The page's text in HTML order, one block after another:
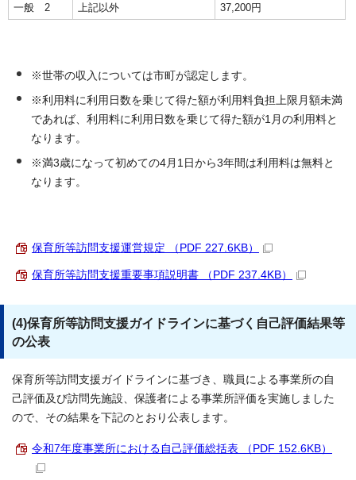
一般 2 上記以外 37,200円
※世帯の収入については市町が認定します。
※利用料に利用日数を乗じて得た額が利用料負担上限月額未満
であれば、利用料に利用日数を乗じて得た額が1月の利用料と
なります。
※満3歳になって初めての4月1日から3年間は利用料は無料と
なります。
保育所等訪問支援運営規定 （PDF 227.6KB）
保育所等訪問支援重要事項説明書 （PDF 237.4KB）
(4)保育所等訪問支援ガイドラインに基づく自己評価結果等
の公表
保育所等訪問支援ガイドラインに基づき、職員による事業所の自
己評価及び訪問先施設、保護者による事業所評価を実施しました
ので、その結果を下記のとおり公表します。
令和7年度事業所における自己評価総括表 （PDF 152.6KB）